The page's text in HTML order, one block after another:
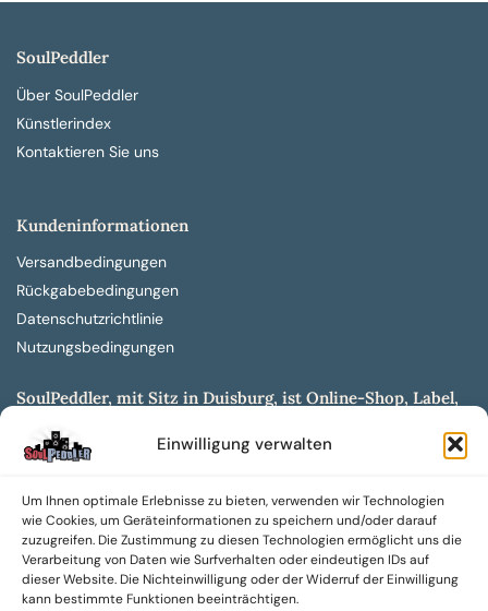
Einwilligung verwalten
Um Ihnen optimale Erlebnisse zu bieten, verwenden wir Technologien
wie Cookies, um Geräteinformationen zu speichern und/oder darauf
zuzugreifen. Die Zustimmung zu diesen Technologien ermöglicht uns die
Verarbeitung von Daten wie Surfverhalten oder eindeutigen IDs auf
dieser Website. Die Nichteinwilligung oder der Widerruf der Einwilligung
kann bestimmte Funktionen beeinträchtigen.
SoulPeddler
Über SoulPeddler
Künstlerindex
Kontaktieren Sie uns
Kundeninformationen
Versandbedingungen
Rückgabebedingungen
Datenschutzrichtlinie
Nutzungsbedingungen
SoulPeddler, mit Sitz in Duisburg, ist Online-Shop, Label,
entwickelt aus dem SoulPeddler Vinyl-Presswerk und
Wir bieten eine breite Auswahl an sowohl hochgradig
sammelwürdigen als auch Mainstream-Titeln und -Formaten auf
Vinyl, CD und weiteren Medien.
Sowohl neue als auch gebrauchte, nach Zustand bewertete